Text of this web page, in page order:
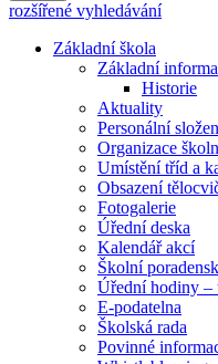
rozšířené vyhledávání
Základní škola
Základní
Historie
Aktuality
Personální
Organizace
Umístění tříd a
Obsazení
Fotogalerie
Úřední deska
Kalendář akcí
Školní
Úřední hodiny –
E-podatelna
Školská rada
Povinné